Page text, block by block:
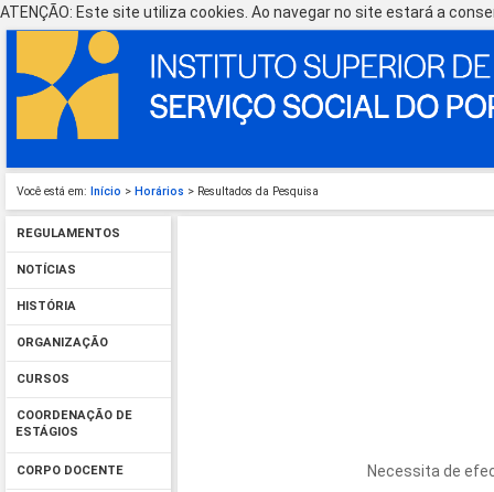
ATENÇÃO: Este site utiliza cookies. Ao navegar no site estará a
Você está em: Início > Horários > Resultados da Pesquisa
REGULAMENTOS
NOTÍCIAS
HISTÓRIA
ORGANIZAÇÃO
CURSOS
COORDENAÇÃO DE
ESTÁGIOS
CORPO DOCENTE Necessita de